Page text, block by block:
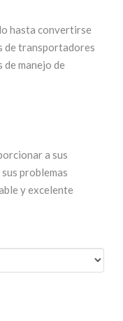
hasta convertirse
de transportadores
manejo de
a sus
problemas
y excelente